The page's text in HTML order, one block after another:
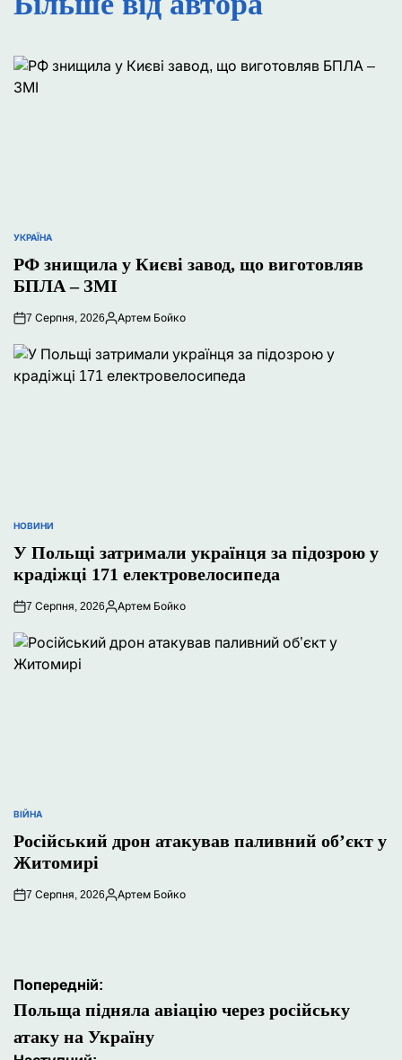
ОПУБЛІКУВАТИ
УКРАЇНА
РФ знищила у Києві завод, що виготовляв
БПЛА – ЗМІ
7 Серпня, 2026
Опубліковано
Артем Бойко
ОПУБЛІКУВАТИ
НОВИНИ
У Польщі затримали українця за підозрою у
крадіжці 171 електровелосипеда
7 Серпня, 2026
Опубліковано
Артем Бойко
ОПУБЛІКУВАТИ
ВІЙНА
Російський дрон атакував паливний об’єкт у
Житомирі
7 Серпня, 2026
Опубліковано
Артем Бойко
Навігація
записів
Попередній:
Польща підняла авіацію через російську
атаку на Україну